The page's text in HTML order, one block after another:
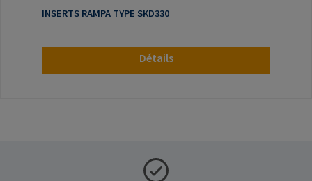
INSERTS RAMPA TYPE SKD330
Détails